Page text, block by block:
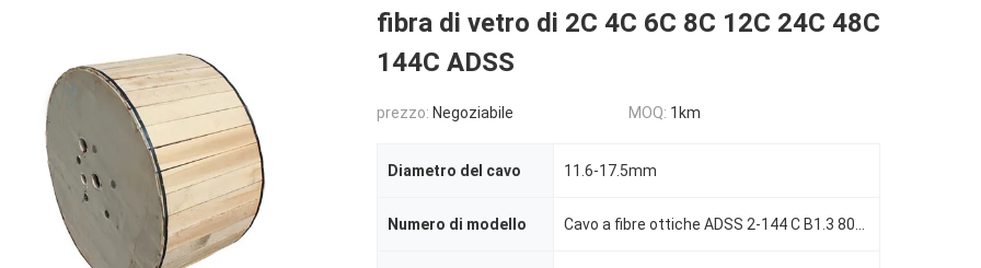
fibra di vetro di 2C 4C 6C 8C 12C 24C 48C
144C ADSS
prezzo: Negoziabile MOQ: 1km
Diametro del cavo 11.6-17.5mm
Numero di modello